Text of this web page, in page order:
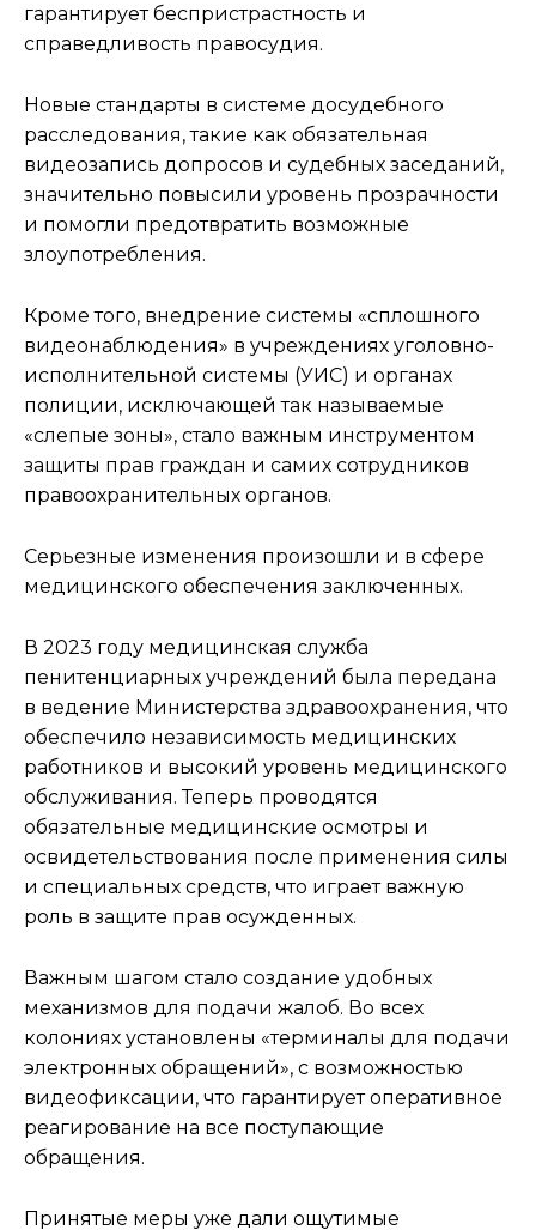
гарантирует беспристрастность и
справедливость правосудия.
Новые стандарты в системе досудебного
расследования, такие как обязательная
видеозапись допросов и судебных заседаний,
значительно повысили уровень прозрачности
и помогли предотвратить возможные
злоупотребления.
Кроме того, внедрение системы «сплошного
видеонаблюдения» в учреждениях уголовно-
исполнительной системы (УИС) и органах
полиции, исключающей так называемые
«слепые зоны», стало важным инструментом
защиты прав граждан и самих сотрудников
правоохранительных органов.
Серьезные изменения произошли и в сфере
медицинского обеспечения заключенных.
В 2023 году медицинская служба
пенитенциарных учреждений была передана
в ведение Министерства здравоохранения, что
обеспечило независимость медицинских
работников и высокий уровень медицинского
обслуживания. Теперь проводятся
обязательные медицинские осмотры и
освидетельствования после применения силы
и специальных средств, что играет важную
роль в защите прав осужденных.
Важным шагом стало создание удобных
механизмов для подачи жалоб. Во всех
колониях установлены «терминалы для подачи
электронных обращений», с возможностью
видеофиксации, что гарантирует оперативное
реагирование на все поступающие
обращения.
Принятые меры уже дали ощутимые